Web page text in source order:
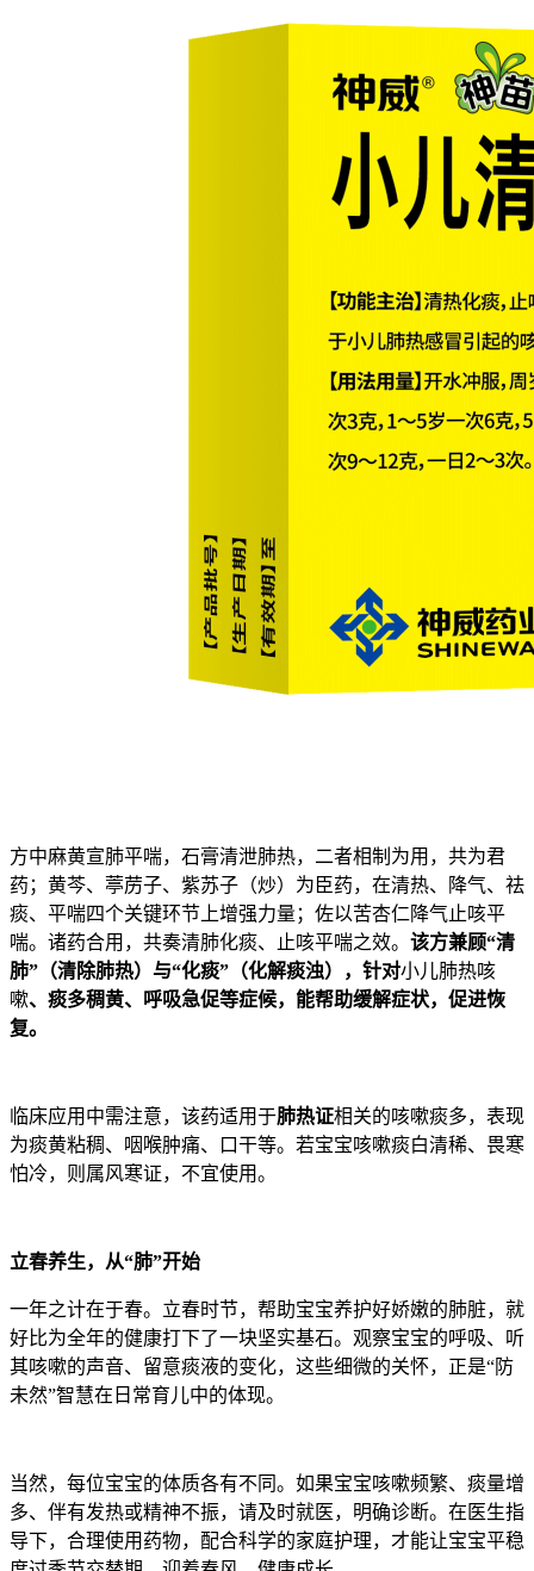
方中麻黄宣肺平喘，石膏清泄肺热，二者相制为用，共为君
药；黄芩、葶苈子、紫苏子（炒）为臣药，在清热、降气、祛
痰、平喘四个关键环节上增强力量；佐以苦杏仁降气止咳平
喘。诸药合用，共奏清肺化痰、止咳平喘之效。 该方兼顾“清
肺”（清除肺热）与“化痰”（化解痰浊），针对小儿肺热咳
嗽、痰多稠黄、呼吸急促等症候，能帮助缓解症状，促进恢
复。
临床应用中需注意，该药适用于肺热证相关的咳嗽痰多，表现
为痰黄粘稠、咽喉肿痛、口干等。若宝宝咳嗽痰白清稀、畏寒
怕冷，则属风寒证，不宜使用。
立春养生，从“肺”开始
一年之计在于春。立春时节，帮助宝宝养护好娇嫩的肺脏，就
好比为全年的健康打下了一块坚实基石。观察宝宝的呼吸、听
其咳嗽的声音、留意痰液的变化，这些细微的关怀，正是“防
未然”智慧在日常育儿中的体现。
当然，每位宝宝的体质各有不同。如果宝宝咳嗽频繁、痰量增
多、伴有发热或精神不振，请及时就医，明确诊断。在医生指
导下，合理使用药物，配合科学的家庭护理，才能让宝宝平稳